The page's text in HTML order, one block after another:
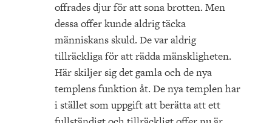
offrades djur för att sona brotten. Men
dessa offer kunde aldrig täcka
människans skuld. De var aldrig
tillräckliga för att rädda mänskligheten.
Här skiljer sig det gamla och de nya
templens funktion åt. De nya templen har
i stället som uppgift att berätta att ett